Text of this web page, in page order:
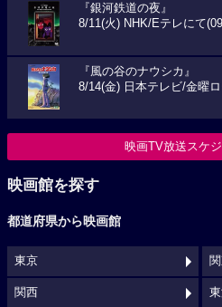
『銀河鉄道の夜』
8/11(火) NHK/Eテレにて
『風の谷のナウシカ』
8/14(金) 日本テレビ/金曜
映画TV放送スケ
映画館を探す
都道府県から映画館
東京
関西